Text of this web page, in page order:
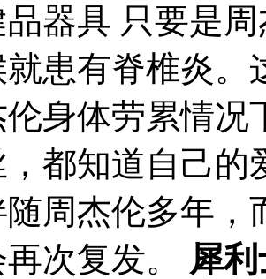
器具 只要是
患有脊椎炎。
伦身体劳累情
都知道自己的
周杰伦多年，
次复发。 犀